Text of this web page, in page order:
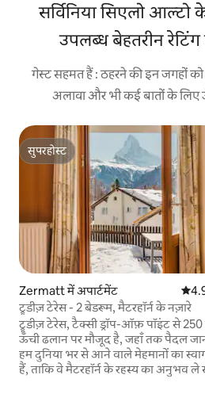
सर्विनिया सिएलो आल्टो
उपलब्ध बेहतरीन
गेस्ट सहमत हैं : ठहरने की इन जगहों
अलावा और भी कई बातों के लिए
सुपरहोस्ट
सुपरहोस्ट
Zermatt में अपार्टमेंट औसत
ट्रूडीज़ टेरेस - 2 बेडरूम, मैटरहॉर्न के नज़ारे
ट्रूडीज़ टेरेस, टैक्सी ड्रॉप-ऑफ़ पॉइंट से 250
ऊँची ढलान पर मौजूद है, जहाँ तक पैदल
हम दुनिया भर से आने वाले मेहमानों का
हैं, ताकि वे मैटरहॉर्न के रहस्य का अनुभव ले